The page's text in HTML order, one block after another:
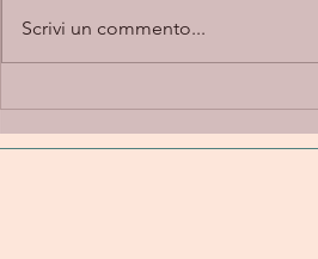
introspezione e alternative
rock in una dimensione
Scrivi un commento...